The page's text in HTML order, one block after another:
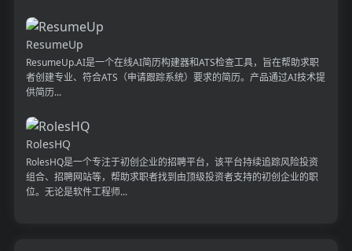
ResumeUp
ResumeUp.AI是一个在线AI简历构建器和ATS检查工具，旨在帮助求职
者创建专业、符合ATS（申请跟踪系统）要求的简历。产品通过AI技术提
供简历...
RolesHQ
RolesHQ是一个专注于初创企业的招聘平台，该平台持续追踪风险投资
组合、招聘网站等，帮助求职者找到由顶级投资者支持的初创企业的职
位。无论是软件工程师...